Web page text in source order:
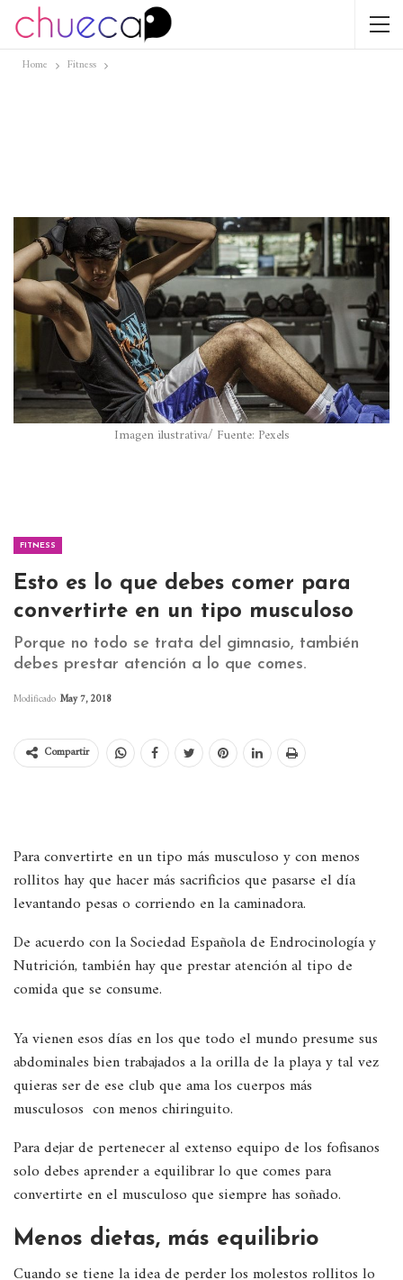
Home Fitness
Imagen ilustrativa/ Fuente: Pexels
FITNESS
Esto es lo que debes comer para
convertirte en un tipo musculoso
Porque no todo se trata del gimnasio, también
debes prestar atención a lo que comes.
Modificado May 7, 2018
Compartir
Para convertirte en un tipo más musculoso y con menos
rollitos hay que hacer más sacrificios que pasarse el día
levantando pesas o corriendo en la caminadora.
De acuerdo con la Sociedad Española de Endrocinología y
Nutrición, también hay que prestar atención al tipo de
comida que se consume.
Ya vienen esos días en los que todo el mundo presume sus
abdominales bien trabajados a la orilla de la playa y tal vez
quieras ser de ese club que ama los cuerpos más
musculosos con menos chiringuito.
Para dejar de pertenecer al extenso equipo de los fofisanos
solo debes aprender a equilibrar lo que comes para
convertirte en el musculoso que siempre has soñado.
Menos dietas, más equilibrio